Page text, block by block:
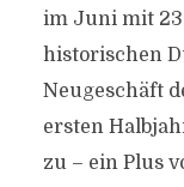
im Juni mit
historischen
Neugeschäft
ersten
zu – ein Plus